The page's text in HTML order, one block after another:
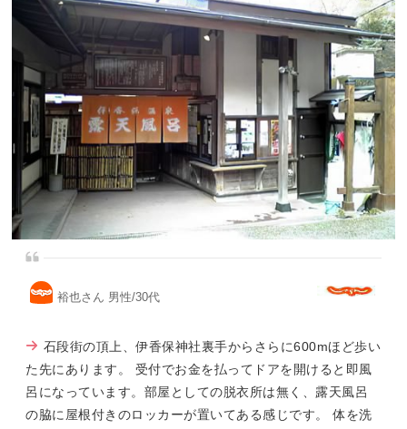
裕也さん 男性/30代
石段街の頂上、伊香保神社裏手からさらに600mほど歩い
た先にあります。 受付でお金を払ってドアを開けると即風
呂になっています。部屋としての脱衣所は無く、露天風呂
の脇に屋根付きのロッカーが置いてある感じです。 体を洗